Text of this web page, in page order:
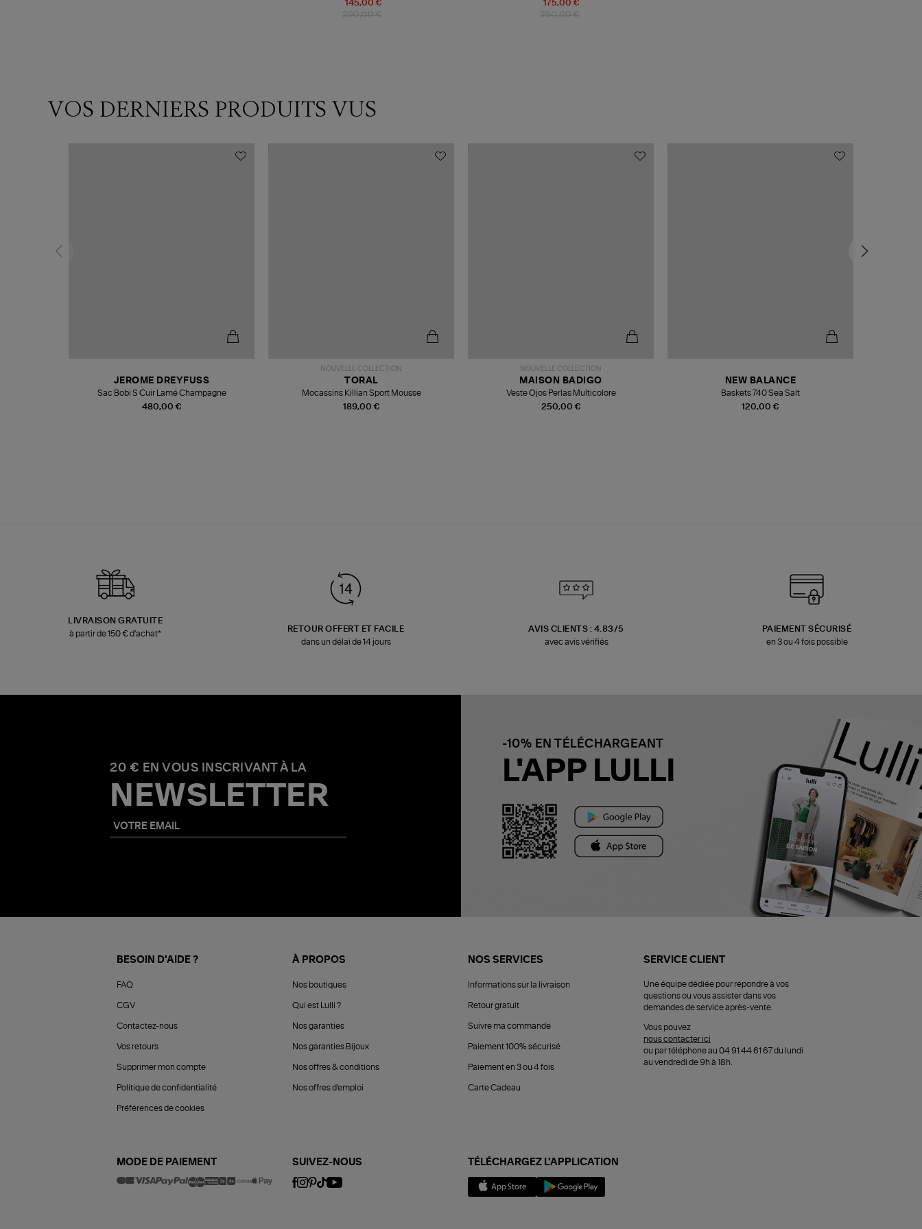
145,00 € 175,00 €
VOS DERNIERS PRODUITS VUS
480,00 €
JEROME DREYFUSS
Sac Bobi S Cuir Lamé Champagne
NOUVELLE COLLECTION
189,00 €
TORAL
Mocassins Killian Sport Mousse
NOUVELLE COLLECTION
250,00 €
MAISON BADIGO
Veste Ojos Perlas Multicolore
120,00 €
NEW BALANCE
Baskets 740 Sea Salt
LIVRAISON GRATUITE
à partir de 150 € d'achat*
RETOUR OFFERT ET FACILE
dans un délai de 14 jours
AVIS CLIENTS : 4.83/5
avec avis vérifiés
PAIEMENT SÉCURISÉ
en 3 ou 4 fois possible
20 € EN VOUS INSCRIVANT À LA
NEWSLETTER
-10% EN TÉLÉCHARGEANT
L'APP LULLI
BESOIN D'AIDE ?
FAQ
CGV
Contactez-nous
Vos retours
Supprimer mon compte
Politique de confidentialité
Préférences de cookies
À PROPOS
Nos boutiques
Qui est Lulli ?
Nos garanties
Nos garanties Bijoux
Nos offres & conditions
Nos offres d'emploi
NOS SERVICES
Informations sur la livraison
Retour gratuit
Suivre ma commande
Paiement 100% sécurisé
Paiement en 3 ou 4 fois
Carte Cadeau
SERVICE CLIENT
Une équipe dédiée pour répondre à vos
questions ou vous assister dans vos
demandes de service après-vente.
Vous pouvez
nous contacter ici
ou par téléphone au 04 91 44 61 67 du lundi
au vendredi de 9h à 18h.
MODE DE PAIEMENT SUIVEZ-NOUS TÉLÉCHARGEZ L'APPLICATION